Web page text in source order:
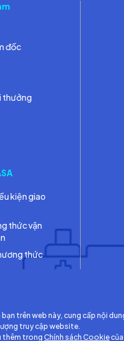
đốc
thưởng
kiện giao
thức vận
thức
trên web này, cung cấp nội
truy cập website.
thêm trong Chính sách Cookie